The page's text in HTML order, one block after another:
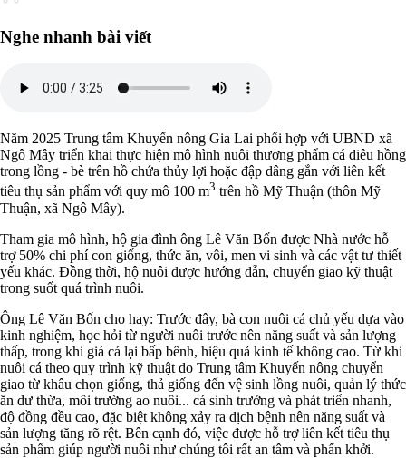
Nghe nhanh bài viết
Năm 2025 Trung tâm Khuyến nông Gia Lai phối hợp với UBND xã
Ngô Mây triển khai thực hiện mô hình nuôi thương phẩm cá điêu hồng
trong lồng - bè trên hồ chứa thủy lợi hoặc đập dâng gắn với liên kết
tiêu thụ sản phẩm với quy mô 100 m3 trên hồ Mỹ Thuận (thôn Mỹ
Thuận, xã Ngô Mây).
Tham gia mô hình, hộ gia đình ông Lê Văn Bốn được Nhà nước hỗ
trợ 50% chi phí con giống, thức ăn, vôi, men vi sinh và các vật tư thiết
yếu khác. Đồng thời, hộ nuôi được hướng dẫn, chuyển giao kỹ thuật
trong suốt quá trình nuôi.
Ông Lê Văn Bốn cho hay: Trước đây, bà con nuôi cá chủ yếu dựa vào
kinh nghiệm, học hỏi từ người nuôi trước nên năng suất và sản lượng
thấp, trong khi giá cá lại bấp bênh, hiệu quả kinh tế không cao. Từ khi
nuôi cá theo quy trình kỹ thuật do Trung tâm Khuyến nông chuyển
giao từ khâu chọn giống, thả giống đến vệ sinh lồng nuôi, quản lý thức
ăn dư thừa, môi trường ao nuôi... cá sinh trưởng và phát triển nhanh,
độ đồng đều cao, đặc biệt không xảy ra dịch bệnh nên năng suất và
sản lượng tăng rõ rệt. Bên cạnh đó, việc được hỗ trợ liên kết tiêu thụ
sản phẩm giúp người nuôi như chúng tôi rất an tâm và phấn khởi.